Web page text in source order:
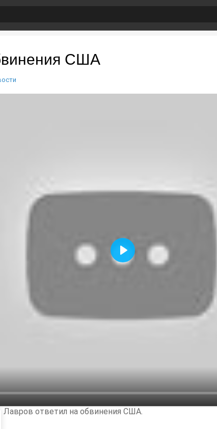
США
Воспроизвести
Лавров ответил на обвинения США.